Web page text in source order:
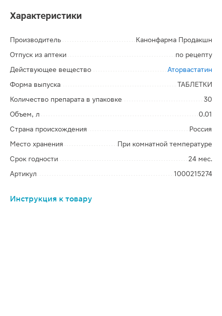
Характеристики
Производитель
Канонфарма Продакшн
Отпуск из аптеки
по рецепту
Действующее вещество
Аторвастатин
Форма выпуска
ТАБЛЕТКИ
Количество препарата в упаковке
30
Объем, л
0.01
Страна происхождения
Россия
Место хранения
При комнатной температуре
Срок годности
24 мес.
Артикул
1000215274
Инструкция к товару